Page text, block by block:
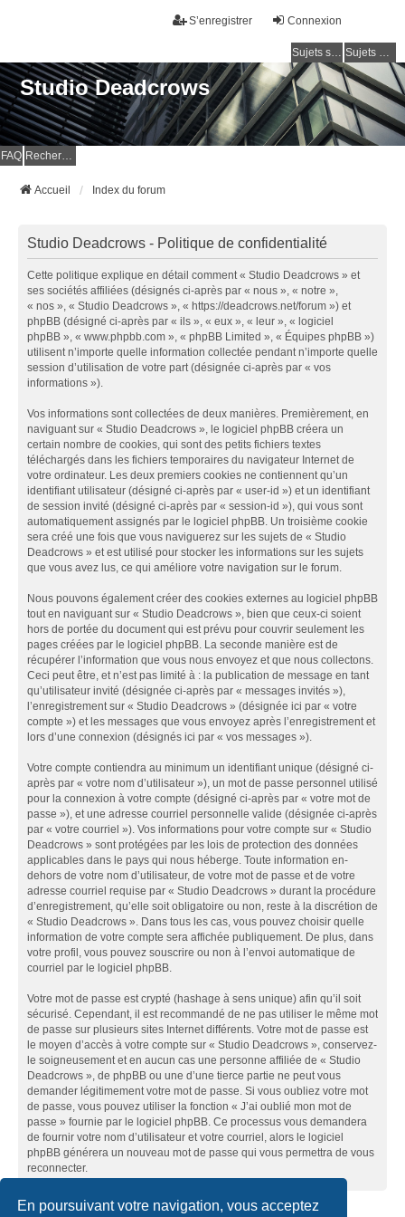
En poursuivant votre navigation, vous acceptez
Connexion
S’enregistrer
Sujets sans réponse Sujets actifs
Studio Deadcrows
FAQ Rechercher
Accueil Index du forum
Studio Deadcrows - Politique de confidentialité
Cette politique explique en détail comment « Studio Deadcrows » et
ses sociétés affiliées (désignés ci-après par « nous », « notre »,
« nos », « Studio Deadcrows », « https://deadcrows.net/forum ») et
phpBB (désigné ci-après par « ils », « eux », « leur », « logiciel
phpBB », « www.phpbb.com », « phpBB Limited », « Équipes phpBB »)
utilisent n’importe quelle information collectée pendant n’importe quelle
session d’utilisation de votre part (désignée ci-après par « vos
informations »).
Vos informations sont collectées de deux manières. Premièrement, en
naviguant sur « Studio Deadcrows », le logiciel phpBB créera un
certain nombre de cookies, qui sont des petits fichiers textes
téléchargés dans les fichiers temporaires du navigateur Internet de
votre ordinateur. Les deux premiers cookies ne contiennent qu’un
identifiant utilisateur (désigné ci-après par « user-id ») et un identifiant
de session invité (désigné ci-après par « session-id »), qui vous sont
automatiquement assignés par le logiciel phpBB. Un troisième cookie
sera créé une fois que vous naviguerez sur les sujets de « Studio
Deadcrows » et est utilisé pour stocker les informations sur les sujets
que vous avez lus, ce qui améliore votre navigation sur le forum.
Nous pouvons également créer des cookies externes au logiciel phpBB
tout en naviguant sur « Studio Deadcrows », bien que ceux-ci soient
hors de portée du document qui est prévu pour couvrir seulement les
pages créées par le logiciel phpBB. La seconde manière est de
récupérer l’information que vous nous envoyez et que nous collectons.
Ceci peut être, et n’est pas limité à : la publication de message en tant
qu’utilisateur invité (désignée ci-après par « messages invités »),
l’enregistrement sur « Studio Deadcrows » (désignée ici par « votre
compte ») et les messages que vous envoyez après l’enregistrement et
lors d’une connexion (désignés ici par « vos messages »).
Votre compte contiendra au minimum un identifiant unique (désigné ci-
après par « votre nom d’utilisateur »), un mot de passe personnel utilisé
pour la connexion à votre compte (désigné ci-après par « votre mot de
passe »), et une adresse courriel personnelle valide (désignée ci-après
par « votre courriel »). Vos informations pour votre compte sur « Studio
Deadcrows » sont protégées par les lois de protection des données
applicables dans le pays qui nous héberge. Toute information en-
dehors de votre nom d’utilisateur, de votre mot de passe et de votre
adresse courriel requise par « Studio Deadcrows » durant la procédure
d’enregistrement, qu’elle soit obligatoire ou non, reste à la discrétion de
« Studio Deadcrows ». Dans tous les cas, vous pouvez choisir quelle
information de votre compte sera affichée publiquement. De plus, dans
votre profil, vous pouvez souscrire ou non à l’envoi automatique de
courriel par le logiciel phpBB.
Votre mot de passe est crypté (hashage à sens unique) afin qu’il soit
sécurisé. Cependant, il est recommandé de ne pas utiliser le même mot
de passe sur plusieurs sites Internet différents. Votre mot de passe est
le moyen d’accès à votre compte sur « Studio Deadcrows », conservez-
le soigneusement et en aucun cas une personne affiliée de « Studio
Deadcrows », de phpBB ou une d’une tierce partie ne peut vous
demander légitimement votre mot de passe. Si vous oubliez votre mot
de passe, vous pouvez utiliser la fonction « J’ai oublié mon mot de
passe » fournie par le logiciel phpBB. Ce processus vous demandera
de fournir votre nom d’utilisateur et votre courriel, alors le logiciel
phpBB générera un nouveau mot de passe qui vous permettra de vous
reconnecter.